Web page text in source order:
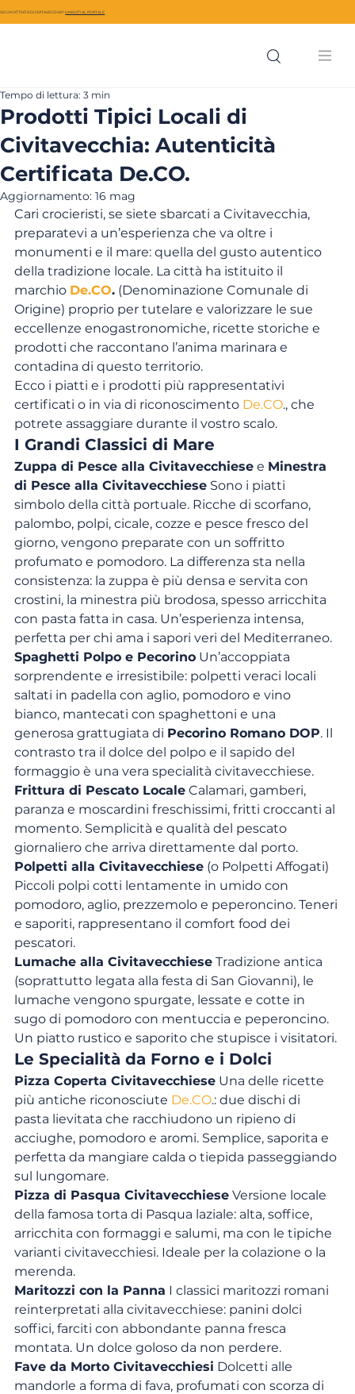
SEI UN’ATTIVITÀ DI CIVITAVECCHIA?UNISCITI AL PORTALE
Prodotti Tipici Locali di
Civitavecchia: Autenticità
Certificata De.CO.
Tempo di lettura: 3 min
Aggiornamento: 16 mag
Cari crocieristi, se siete sbarcati a Civitavecchia,
preparatevi a un’esperienza che va oltre i
monumenti e il mare: quella del gusto autentico
della tradizione locale. La città ha istituito il
marchio De.CO. (Denominazione Comunale di
Origine) proprio per tutelare e valorizzare le sue
eccellenze enogastronomiche, ricette storiche e
prodotti che raccontano l’anima marinara e
contadina di questo territorio.
Ecco i piatti e i prodotti più rappresentativi
certificati o in via di riconoscimento De.CO., che
potrete assaggiare durante il vostro scalo.
I Grandi Classici di Mare
Zuppa di Pesce alla Civitavecchiese e Minestra
di Pesce alla Civitavecchiese Sono i piatti
simbolo della città portuale. Ricche di scorfano,
palombo, polpi, cicale, cozze e pesce fresco del
giorno, vengono preparate con un soffritto
profumato e pomodoro. La differenza sta nella
consistenza: la zuppa è più densa e servita con
crostini, la minestra più brodosa, spesso arricchita
con pasta fatta in casa. Un’esperienza intensa,
perfetta per chi ama i sapori veri del Mediterraneo.
Spaghetti Polpo e Pecorino Un’accoppiata
sorprendente e irresistibile: polpetti veraci locali
saltati in padella con aglio, pomodoro e vino
bianco, mantecati con spaghettoni e una
generosa grattugiata di Pecorino Romano DOP. Il
contrasto tra il dolce del polpo e il sapido del
formaggio è una vera specialità civitavecchiese.
Frittura di Pescato Locale Calamari, gamberi,
paranza e moscardini freschissimi, fritti croccanti al
momento. Semplicità e qualità del pescato
giornaliero che arriva direttamente dal porto.
Polpetti alla Civitavecchiese (o Polpetti Affogati)
Piccoli polpi cotti lentamente in umido con
pomodoro, aglio, prezzemolo e peperoncino. Teneri
e saporiti, rappresentano il comfort food dei
pescatori.
Lumache alla Civitavecchiese Tradizione antica
(soprattutto legata alla festa di San Giovanni), le
lumache vengono spurgate, lessate e cotte in
sugo di pomodoro con mentuccia e peperoncino.
Un piatto rustico e saporito che stupisce i visitatori.
Le Specialità da Forno e i Dolci
Pizza Coperta Civitavecchiese Una delle ricette
più antiche riconosciute De.CO.: due dischi di
pasta lievitata che racchiudono un ripieno di
acciughe, pomodoro e aromi. Semplice, saporita e
perfetta da mangiare calda o tiepida passeggiando
sul lungomare.
Pizza di Pasqua Civitavecchiese Versione locale
della famosa torta di Pasqua laziale: alta, soffice,
arricchita con formaggi e salumi, ma con le tipiche
varianti civitavecchiesi. Ideale per la colazione o la
merenda.
Maritozzi con la Panna I classici maritozzi romani
reinterpretati alla civitavecchiese: panini dolci
soffici, farciti con abbondante panna fresca
montata. Un dolce goloso da non perdere.
Fave da Morto Civitavecchiesi Dolcetti alle
mandorle a forma di fava, profumati con scorza di